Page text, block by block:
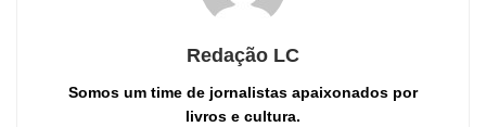
Redação LC
Somos um time de jornalistas apaixonados por
livros e cultura.